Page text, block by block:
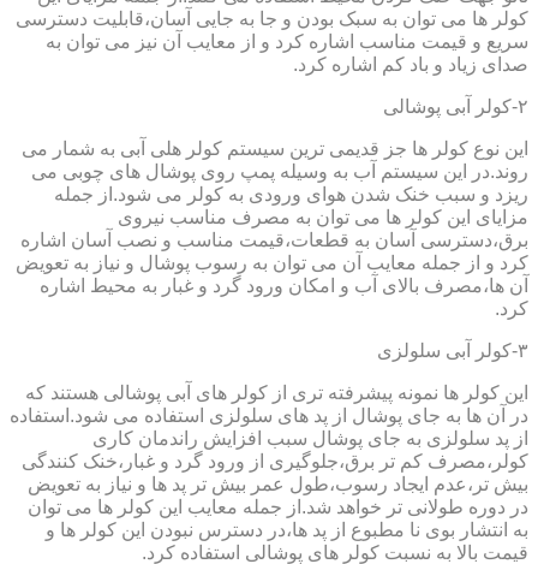
کولر ها می توان به سبک بودن و جا به جایی آسان،قابلیت دسترسی
سریع و قیمت مناسب اشاره کرد و از معایب آن نیز می توان به
صدای زیاد و باد کم اشاره کرد.
۲-کولر آبی پوشالی
این نوع کولر ها جز قدیمی ترین سیستم کولر هلی آبی به شمار می
روند.در این سیستم آب به وسیله پمپ روی پوشال های چوبی می
ریزد و سبب خنک شدن هوای ورودی به کولر می شود.از جمله
مزایای این کولر ها می توان به مصرف مناسب نیروی
برق،دسترسی آسان به قطعات،قیمت مناسب و نصب آسان اشاره
کرد و از جمله معایب آن می توان به رسوب پوشال و نیاز به تعویض
آن ها،مصرف بالای آب و امکان ورود گرد و غبار به محیط اشاره
کرد.
۳-کولر آبی سلولزی
این کولر ها نمونه پیشرفته تری از کولر های آبی پوشالی هستند که
در آن ها به جای پوشال از پد های سلولزی استفاده می شود.استفاده
از پد سلولزی به جای پوشال سبب افزایش راندمان کاری
کولر،مصرف کم تر برق،جلوگیری از ورود گرد و غبار،خنک کنندگی
بیش تر،عدم ایجاد رسوب،طول عمر بیش تر پد ها و نیاز به تعویض
در دوره طولانی تر خواهد شد.از جمله معایب این کولر ها می توان
به انتشار بوی نا مطبوع از پد ها،در دسترس نبودن این کولر ها و
قیمت بالا به نسبت کولر های پوشالی استفاده کرد.